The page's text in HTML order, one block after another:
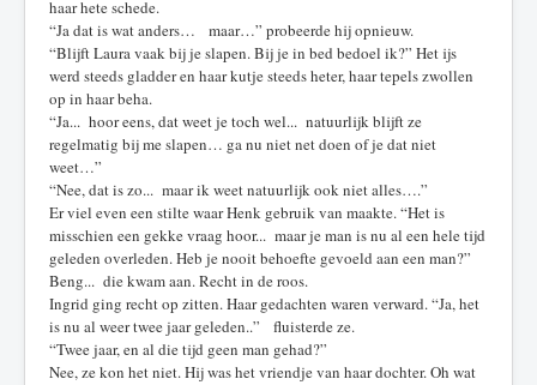
haar hete schede.
“Ja dat is wat anders… maar…” probeerde hij opnieuw.
“Blijft Laura vaak bij je slapen. Bij je in bed bedoel ik?” Het ijs
werd steeds gladder en haar kutje steeds heter, haar tepels zwollen
op in haar beha.
“Ja... hoor eens, dat weet je toch wel... natuurlijk blijft ze
regelmatig bij me slapen… ga nu niet net doen of je dat niet
weet…”
“Nee, dat is zo... maar ik weet natuurlijk ook niet alles….”
Er viel even een stilte waar Henk gebruik van maakte. “Het is
misschien een gekke vraag hoor... maar je man is nu al een hele tijd
geleden overleden. Heb je nooit behoefte gevoeld aan een man?”
Beng... die kwam aan. Recht in de roos.
Ingrid ging recht op zitten. Haar gedachten waren verward. “Ja, het
is nu al weer twee jaar geleden..” fluisterde ze.
“Twee jaar, en al die tijd geen man gehad?”
Nee, ze kon het niet. Hij was het vriendje van haar dochter. Oh wat